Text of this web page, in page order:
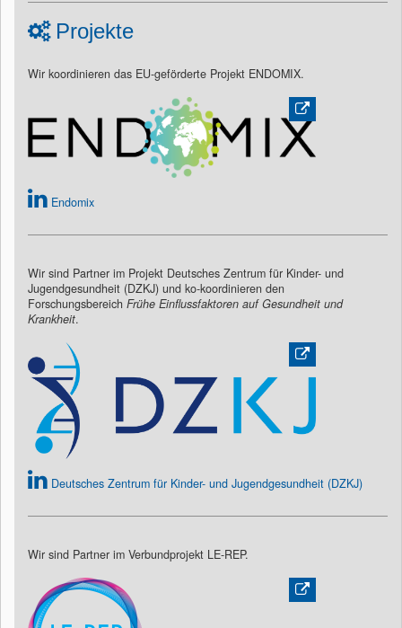
Projekte
Wir koordinieren das EU-geförderte Projekt ENDOMIX.
Endomix
Wir sind Partner im Projekt Deutsches Zentrum für Kinder- und
Jugendgesundheit (DZKJ) und ko-koordinieren den
Forschungsbereich Frühe Einflussfaktoren auf Gesundheit und
Krankheit.
Deutsches Zentrum für Kinder- und Jugendgesundheit (DZKJ)
Wir sind Partner im Verbundprojekt LE-REP.